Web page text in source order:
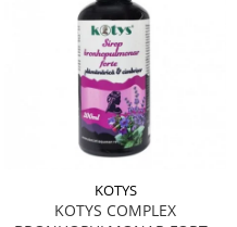
KOTYS
KOTYS COMPLEX